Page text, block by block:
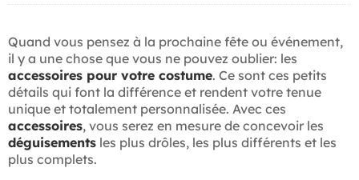
Quand vous pensez à la prochaine fête ou événement,
il y a une chose que vous ne pouvez oublier: les
accessoires pour votre costume. Ce sont ces petits
détails qui font la différence et rendent votre tenue
unique et totalement personnalisée. Avec ces
accessoires, vous serez en mesure de concevoir les
déguisements les plus drôles, les plus différents et les
plus complets.